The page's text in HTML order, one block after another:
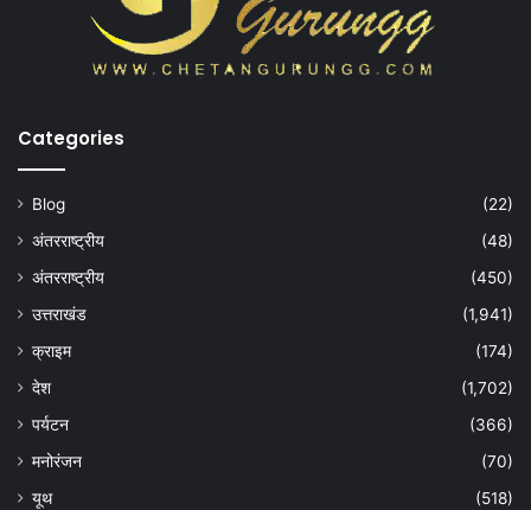
Categories
Blog
(22)
अंतरराष्ट्रीय
(48)
अंतरराष्ट्रीय
(450)
उत्तराखंड
(1,941)
क्राइम
(174)
देश
(1,702)
पर्यटन
(366)
मनोरंजन
(70)
यूथ
(518)